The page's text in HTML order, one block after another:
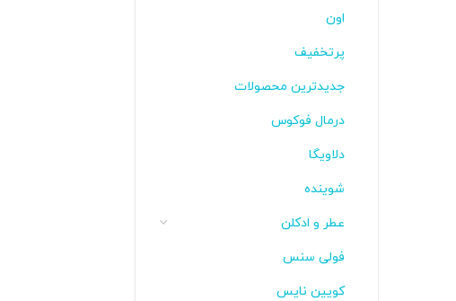
اون
پرتخفیف
جدیدترین محصولات
درمال فوکوس
دلاویگا
شوینده
عطر و ادکلن
فولی سنس
کویین نایس